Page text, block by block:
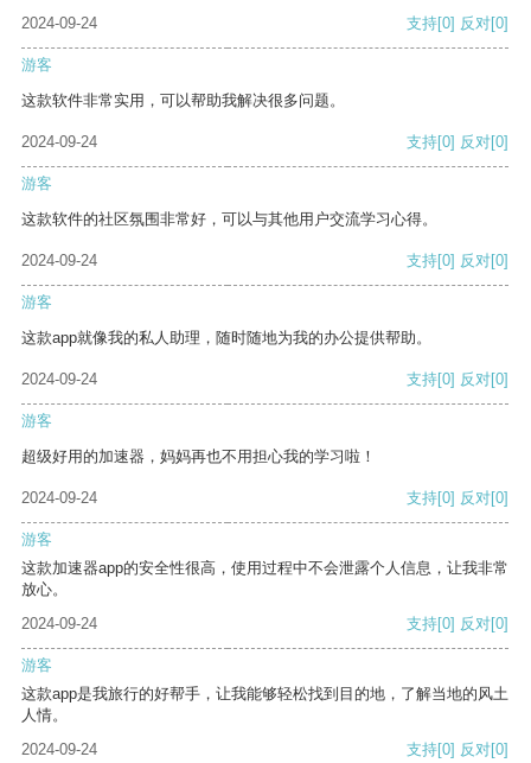
2024-09-24
支持[0] 反对[0]
游客
这款软件非常实用，可以帮助我解决很多问题。
2024-09-24 支持[0] 反对[0]
游客
这款软件的社区氛围非常好，可以与其他用户交流学习心得。
2024-09-24 支持[0] 反对[0]
游客
这款app就像我的私人助理，随时随地为我的办公提供帮助。
2024-09-24 支持[0] 反对[0]
游客
超级好用的加速器，妈妈再也不用担心我的学习啦！
2024-09-24 支持[0] 反对[0]
游客
这款加速器app的安全性很高，使用过程中不会泄露个人信息，让我非常
放心。
2024-09-24
支持[0] 反对[0]
游客
这款app是我旅行的好帮手，让我能够轻松找到目的地，了解当地的风土
人情。
2024-09-24
支持[0] 反对[0]